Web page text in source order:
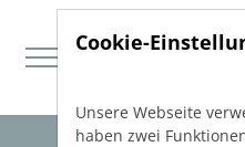
Direkt zur Hauptnavigation
Direkt zum Inhalt springen
Cookie-
Unsere Webseite
haben zwei